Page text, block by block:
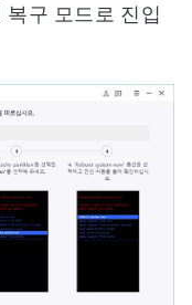
구 모드로 진입